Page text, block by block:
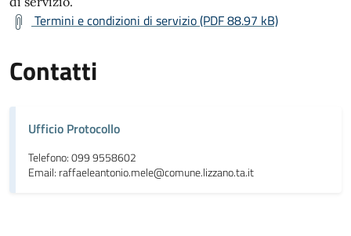
Termini e condizioni di servizio (PDF 88.97 kB)
Contatti
Ufficio Protocollo
Telefono: 099 9558602
Email: raffaeleantonio.mele@comune.lizzano.ta.it